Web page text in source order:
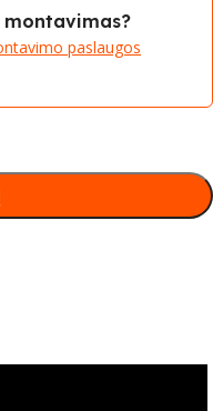
montavimas?
paslaugos